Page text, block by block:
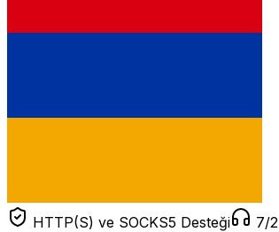
HTTP(S) ve SOCKS5 Desteği 7/